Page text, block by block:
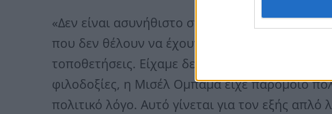
«Δεν είναι ασυνήθιστο στην Ευρώπη και στην
που δεν θέλουν να έχουν απλώς έναν
τοποθετήσεις. Είχαμε δει την κ. Κλίντον, η
φιλοδοξίες, η Μισέλ Ομπάμα είχε παρόμοιο
πολιτικό λόγο. Αυτό γίνεται για τον εξής